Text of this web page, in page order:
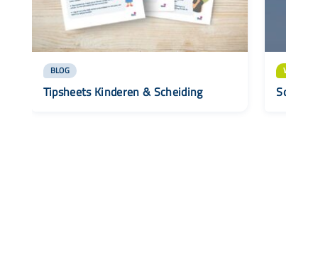
BLOG
Tipsheets Kinderen & Scheiding